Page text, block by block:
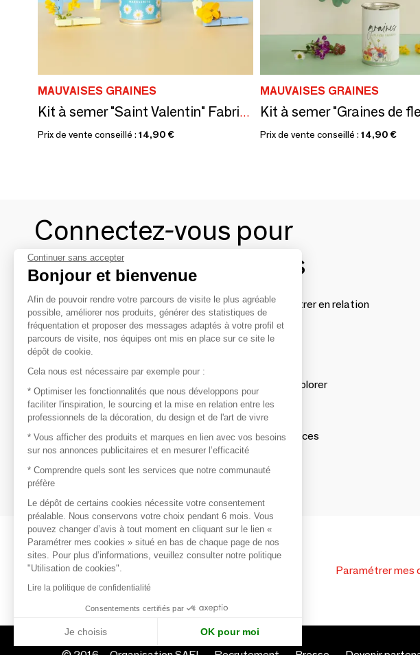
MAUVAISES GRAINES
Kit à semer "Saint Valentin" Fabriqué en France
Prix de vente conseillé : 14,90 €
MAUVAISES GRAINES
Prix de vente conseillé : 14,90 €
Connectez-vous pour
contacter les marques
Afin de profiter au mieux de l'expérience MOM et de rentrer en relation
avec vos marques préférées, créez-vous un compte.
Découvrir
Les produits de milliers de fournisseurs à explorer
S'inspirer
Inspiration et sélections de produits tendances
Contacter
Paramétrer mes
Continuer sans accepter
Bonjour et bienvenue
Afin de pouvoir rendre votre parcours de visite le plus agréable
possible, améliorer nos produits, générer des statistiques de
fréquentation et proposer des messages adaptés à votre profil et
parcours de visite, nos équipes ont mis en place sur ce site le
dépôt de cookie.
Cela nous est nécessaire par exemple pour :
* Optimiser les fonctionnalités que nous développons pour
faciliter l'inspiration, le sourcing et la mise en relation entre les
professionnels de la décoration, du design et de l'art de vivre
* Vous afficher des produits et marques en lien avec vos besoins
sur nos annonces publicitaires et en mesurer l’efficacité
* Comprendre quels sont les services que notre communauté
préfère
Le dépôt de certains cookies nécessite votre consentement
préalable. Nous conservons votre choix pendant 6 mois. Vous
pouvez changer d’avis à tout moment en cliquant sur le lien «
Paramétrer mes cookies » situé en bas de chaque page de nos
sites. Pour plus d’informations, veuillez consulter notre politique
"Utilisation de cookies".
Lire la politique de confidentialité
Consentements certifiés par
Je choisis OK pour moi